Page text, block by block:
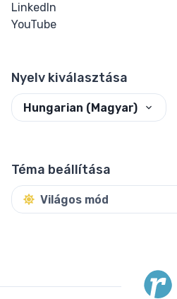
LinkedIn
YouTube
Nyelv kiválasztása
Hungarian (Magyar)
Téma beállítása
Világos mód